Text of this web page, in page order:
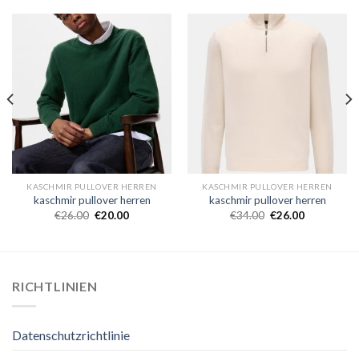
KASCHMIR PULLOVER HERREN
kaschmir pullover herren
€26.00 €20.00
KASCHMIR PULLOVER HERREN
kaschmir pullover herren
€34.00 €26.00
RICHTLINIEN
Datenschutzrichtlinie